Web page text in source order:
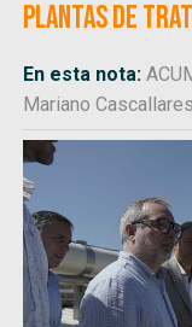
plantas de
En esta nota:
Mariano